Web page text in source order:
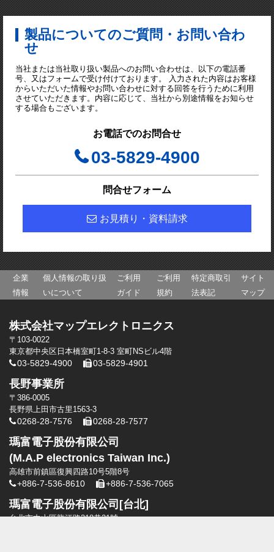
製品についてのご質問・お問い合わ
せ
当社または当社取り扱い製品へのお問い合わせは、以下の電話番
号、又はフォームで受け付けております。 入力された内容はお客様
からいただいた情報やお問い合わせに対する回答を行うために利用
させていただきます。内容に応じて、当社から別途情報をお知らせ
する場合もございます。
お電話でのお問合せ
03-5829-4900
問合せフォーム
お見積り・資料請求
企業
情報
個人情報の取り扱
いについて
ご利用
ガイド
ご利用
規約
特定商取引
法表記
サイト
マップ
株式会社マップエレクトロニクス
〒103-0022
東京都中央区日本橋室町1-8-3 室町NSビル4階
03-5829-4900 03-5829-4901
長野事業所
〒386-0005
長野県上田市古里1563-3
0268-28-7576 0268-28-7577
瑪富電子股份有限公司
(M.A.P electronics Taiwan Inc.)
高雄市前鎮區復興四路10号5階8号
+886-7-536-8610 +886-7-536-7065
瑪富電子股份有限公司[台北]
台北市中山區龍江路318巷21號